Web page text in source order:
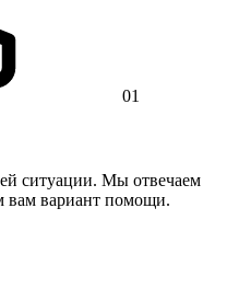
01
ситуации. Мы отвечаем
вам вариант помощи.